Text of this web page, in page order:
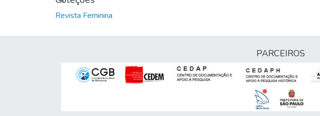
Revista Feminina
PARCEIROS